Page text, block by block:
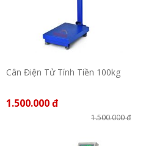
Cân Điện Tử Tính Tiền 100kg
1.500.000 đ
1.500.000 đ